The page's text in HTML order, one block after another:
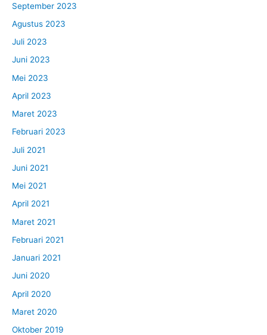
September 2023
Agustus 2023
Juli 2023
Juni 2023
Mei 2023
April 2023
Maret 2023
Februari 2023
Juli 2021
Juni 2021
Mei 2021
April 2021
Maret 2021
Februari 2021
Januari 2021
Juni 2020
April 2020
Maret 2020
Oktober 2019